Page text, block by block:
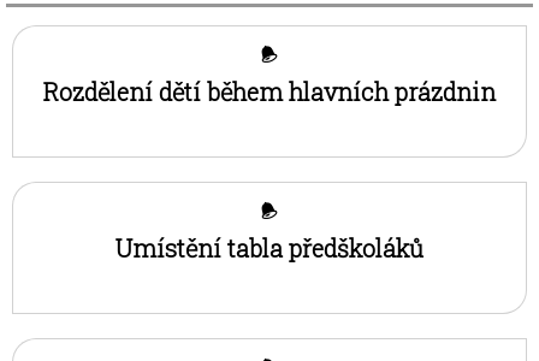
Rozdělení dětí během hlavních prázdnin
Umístění tabla předškoláků